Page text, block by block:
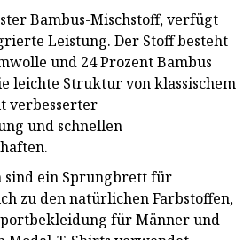
Bambus-Mischstoff, verfügt
Leistung. Der Stoff besteht
und 24 Prozent Bambus
leichte Struktur von klassischem
verbesserter
und schnellen
sind ein Sprungbrett für
zu den natürlichen Farbstoffen,
für Männer und